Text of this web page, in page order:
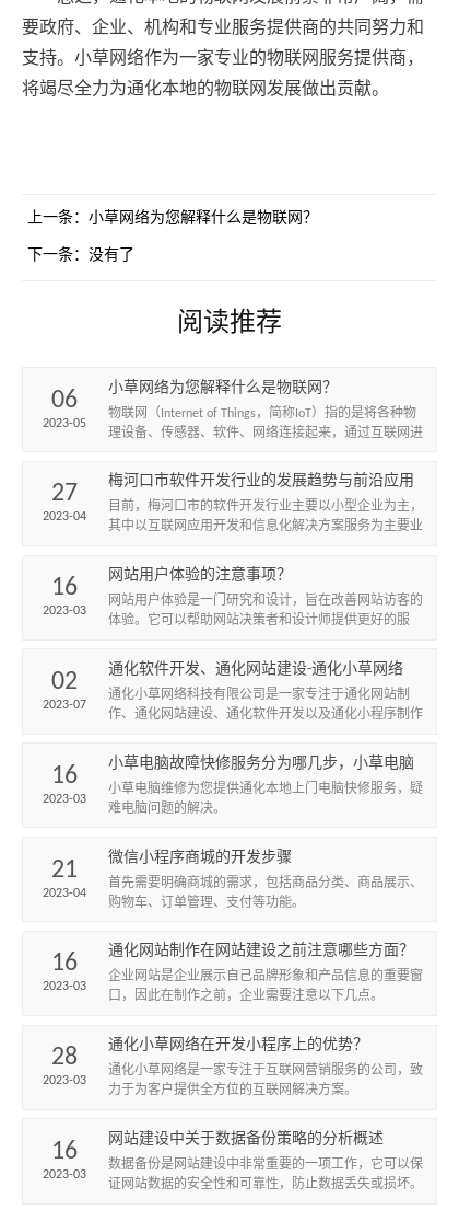
要政府、企业、机构和专业服务提供商的共同努力和
支持。小草网络作为一家专业的物联网服务提供商，
将竭尽全力为通化本地的物联网发展做出贡献。
上一条： 小草网络为您解释什么是物联网？
下一条： 没有了
阅读推荐
06
2023-05
小草网络为您解释什么是物联网？
物联网（Internet of Things，简称IoT）指的是将各种物
理设备、传感器、软件、网络连接起来，通过互联网进
27
2023-04
梅河口市软件开发行业的发展趋势与前沿应用
目前，梅河口市的软件开发行业主要以小型企业为主，
其中以互联网应用开发和信息化解决方案服务为主要业
Java、C++...
16
2023-03
网站用户体验的注意事项？
网站用户体验是一门研究和设计，旨在改善网站访客的
体验。它可以帮助网站决策者和设计师提供更好的服
02
2023-07
通化软件开发、通化网站建设-通化小草网络
通化小草网络科技有限公司是一家专注于通化网站制
作、通化网站建设、通化软件开发以及通化小程序制作
队，致力于为客户提...
16
2023-03
小草电脑故障快修服务分为哪几步，小草电脑
维修服务
小草电脑维修为您提供通化本地上门电脑快修服务，疑
难电脑问题的解决。
21
2023-04
微信小程序商城的开发步骤
首先需要明确商城的需求，包括商品分类、商品展示、
购物车、订单管理、支付等功能。
16
2023-03
通化网站制作在网站建设之前注意哪些方面？
企业网站是企业展示自己品牌形象和产品信息的重要窗
口，因此在制作之前，企业需要注意以下几点。
28
2023-03
通化小草网络在开发小程序上的优势？
通化小草网络是一家专注于互联网营销服务的公司，致
力于为客户提供全方位的互联网解决方案。
16
2023-03
网站建设中关于数据备份策略的分析概述
数据备份是网站建设中非常重要的一项工作，它可以保
证网站数据的安全性和可靠性，防止数据丢失或损坏。